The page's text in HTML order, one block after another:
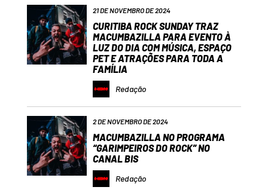
21 DE NOVEMBRO DE 2024
CURITIBA ROCK SUNDAY TRAZ
MACUMBAZILLA PARA EVENTO À
LUZ DO DIA COM MÚSICA, ESPAÇO
PET E ATRAÇÕES PARA TODA A
FAMÍLIA
Redação
2 DE NOVEMBRO DE 2024
MACUMBAZILLA NO PROGRAMA
“GARIMPEIROS DO ROCK” NO
CANAL BIS
Redação